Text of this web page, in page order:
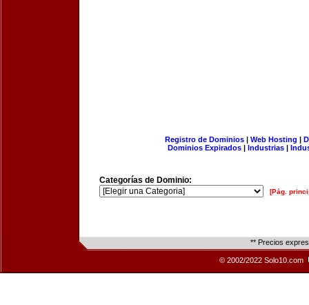
Registro de Dominios| Web Hosting |
Dominios Expirados | Industrias |
Categorías de Dominio:
[Pág.
** Precios
© 2002/2022 Solo10.com